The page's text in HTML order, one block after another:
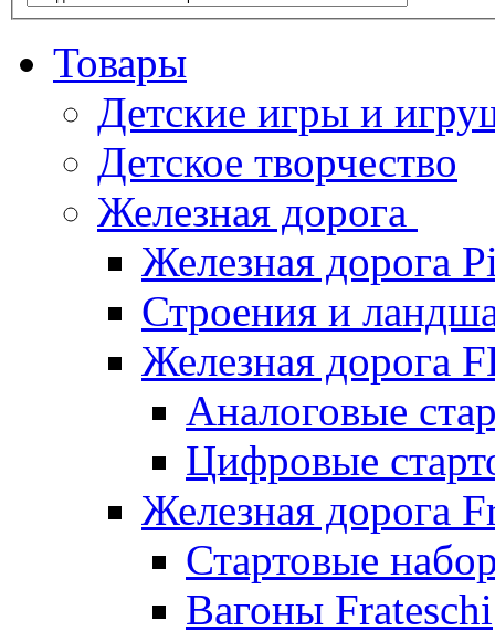
Товары
Детские игры и
Детское творчество
Железная дорога
Железная дорога
Строения и
Железная дорога
Аналоговые
Цифровые
Железная дорога
Стартовые
Вагоны Frateschi